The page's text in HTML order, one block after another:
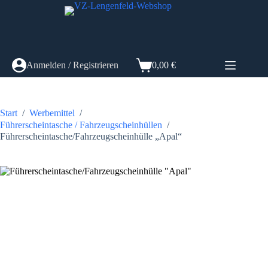
Anmelden / Registrieren Warenkorb
0,00 €
Start / Werbemittel /
Führerscheintasche / Fahrzeugscheinhüllen /
Führerscheintasche/Fahrzeugscheinhülle „Apal“